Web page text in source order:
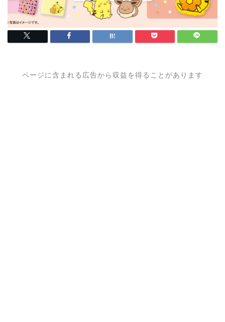
ページに含まれる広告から収益を得ることがあります